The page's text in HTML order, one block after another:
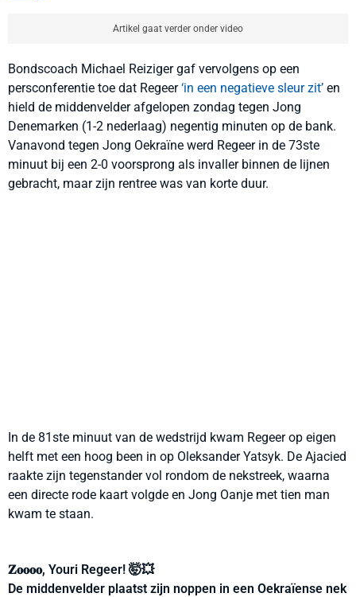
Artikel gaat verder onder video
Bondscoach Michael Reiziger gaf vervolgens op een
persconferentie toe dat Regeer‘in een negatieve sleur zit’ en
hield de middenvelder afgelopen zondag tegen Jong
Denemarken (1-2 nederlaag) negentig minuten op de bank.
Vanavond tegen Jong Oekraïne werd Regeer in de 73ste
minuut bij een 2-0 voorsprong als invaller binnen de lijnen
gebracht, maar zijn rentree was van korte duur.
In de 81ste minuut van de wedstrijd kwam Regeer op eigen
helft met een hoog been in op Oleksander Yatsyk. De Ajacied
raakte zijn tegenstander vol rondom de nekstreek, waarna
een directe rode kaart volgde en Jong Oanje met tien man
kwam te staan.
𝐙𝐨𝐨𝐨𝐨, Youri Regeer! 🤯💥
De middenvelder plaatst zijn noppen in een Oekraïense nek